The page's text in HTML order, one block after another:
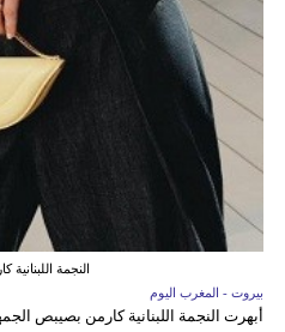
النجمة
بيروت - المغرب اليوم
أبهرت النجمة اللبنانية كارمن بصيبص